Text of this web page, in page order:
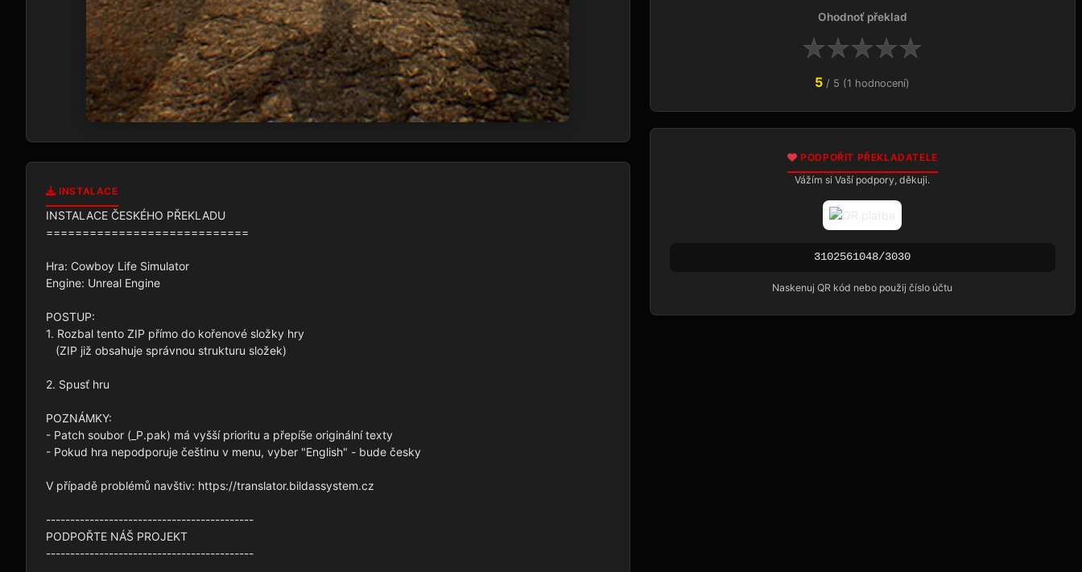
INSTALACE
INSTALACE ČESKÉHO PŘEKLADU
============================
Hra: Cowboy Life Simulator
Engine: Unreal Engine
POSTUP:
1. Rozbal tento ZIP přímo do kořenové složky hry
2. Spusť hru
POZNÁMKY:
- Patch soubor (_P.pak) má vyšší prioritu a přepíše originální texty
- Pokud hra nepodporuje češtinu v menu, vyber "English" - bude česky
V případě problémů navštiv: https://translator.bildassystem.cz
-------------------------------------------
PODPOŘTE NÁŠ PROJEKT
-------------------------------------------
Ohodnoť překlad
★★★★★
5 / 5 (1 hodnocení)
PODPOŘIT PŘEKLADATELE
Vážím si Vaší podpory, děkuji.
3102561048/3030
Naskenuj QR kód nebo použij číslo účtu